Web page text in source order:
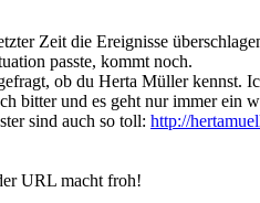
Zeit die Ereignisse
passte, kommt noch.
ob du Herta Müller kennst.
bitter und es geht nur immer ein
sind auch so toll: http://
URL macht froh!